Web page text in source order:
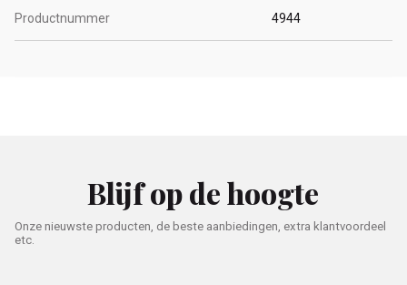
Productnummer 4944
Blijf op de hoogte
Onze nieuwste producten, de beste aanbiedingen, extra klantvoordeel
etc.